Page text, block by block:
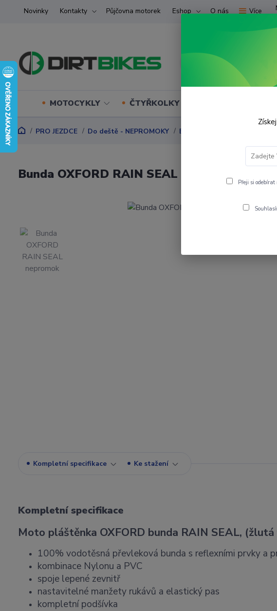
Novinky Kontakty Půjčovna motorek Eshop O nás Více
MOTOCYKLY ČTYŘKOLKY (ATV) UTV
PRO JEZDCE Do deště - NEPROMOKY BUNDY Bunda OXFORD
Bunda OXFORD RAIN SEAL nepromok (žlutá
Kompletní specifikace Ke stažení
Kompletní specifikace
Moto pláštěnka OXFORD bunda RAIN SEAL,
100% vodotěsná převleková bunda s reflexními prvky a
kombinace Nylonu a PVC
spoje lepené zevnitř
nastavitelné manžety rukávů a elastický pas
kompletní podšívka
Přeji si